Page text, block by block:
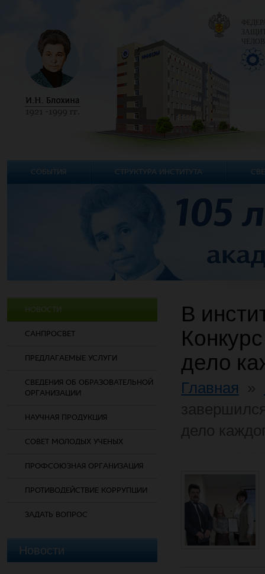
НОВОСТИ
САНПРОСВЕТ
ПРЕДЛАГАЕМЫЕ УСЛУГИ
СВЕДЕНИЯ ОБ ОБРАЗОВАТЕЛЬНОЙ
ОРГАНИЗАЦИИ
НАУЧНАЯ ПРОДУКЦИЯ
СОВЕТ МОЛОДЫХ УЧЕНЫХ
ПРОФСОЮЗНАЯ ОРГАНИЗАЦИЯ
ПРОТИВОДЕЙСТВИЕ КОРРУПЦИИ
ЗАДАТЬ ВОПРОС
Новости
В
дело
Главная
СОБЫТИЯ СТРУКТУРА ИНСТИТУТА